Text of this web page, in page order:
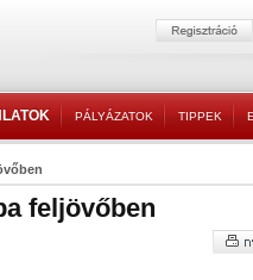
PÁLYÁZATOK TIPPEK
feljövőben